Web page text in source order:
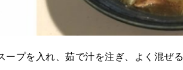
ープを入れ、茹で汁を注ぎ、よく混ぜ